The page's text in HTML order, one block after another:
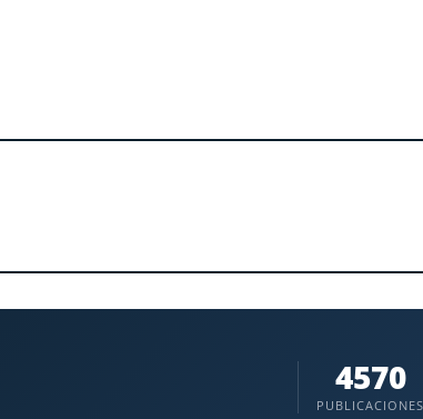
4570
PUBLICACIONES